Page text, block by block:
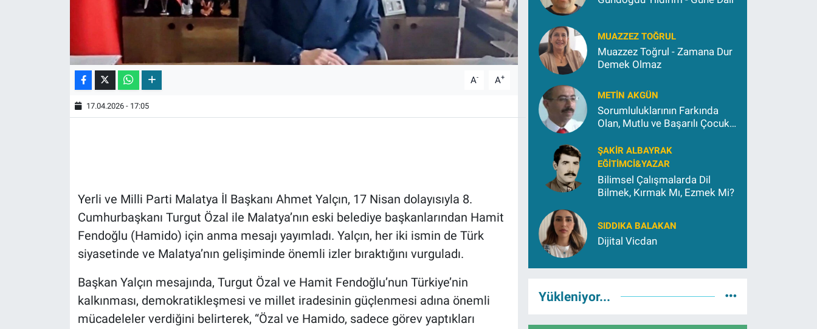
A- A+
17.04.2026 - 17:05
Yerli ve Milli Parti Malatya İl Başkanı Ahmet Yalçın, 17 Nisan dolayısıyla 8.
Cumhurbaşkanı Turgut Özal ile Malatya’nın eski belediye başkanlarından Hamit
Fendoğlu (Hamido) için anma mesajı yayımladı. Yalçın, her iki ismin de Türk
siyasetinde ve Malatya’nın gelişiminde önemli izler bıraktığını vurguladı.
Başkan Yalçın mesajında, Turgut Özal ve Hamit Fendoğlu’nun Türkiye’nin
kalkınması, demokratikleşmesi ve millet iradesinin güçlenmesi adına önemli
mücadeleler verdiğini belirterek, “Özal ve Hamido, sadece görev yaptıkları
MUAZZEZ TOĞRUL
Muazzez Toğrul - Zamana Dur
Demek Olmaz
METIN AKGÜN
Sorumluluklarının Farkında
Olan, Mutlu ve Başarılı Çocuk
ŞAKIR ALBAYRAK
EĞITIMCI&YAZAR
Bilimsel Çalışmalarda Dil
Bilmek, Kırmak Mı, Ezmek Mi?
SIDDIKA BALAKAN
Dijital Vicdan
Yükleniyor...